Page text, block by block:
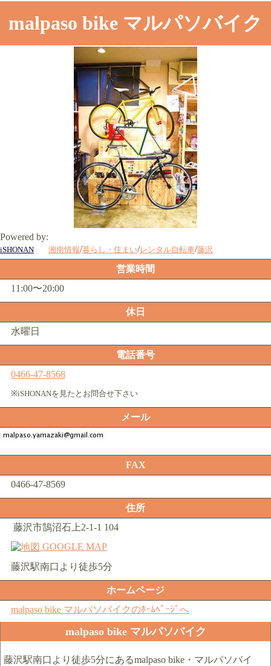
malpaso bike マルパソバイク
Powered by:
iSHONAN 湘南情報/暮らし・住まい/レンタル自転車/藤沢
営業時間
11:00〜20:00
休日
水曜日
電話番号
0466-47-8568
※iSHONANを見たとお問合せ下さい
メール
FAX
0466-47-8569
住所
藤沢市鵠沼石上2-1-1 104
GOOGLE MAP
藤沢駅南口より徒歩5分
ホームページ
malpaso bike マルパソバイクのﾎｰﾑﾍﾟｰｼﾞへ
malpaso bike マルパソバイク
藤沢駅南口より徒歩5分にあるmalpaso bike・マルパソバイ